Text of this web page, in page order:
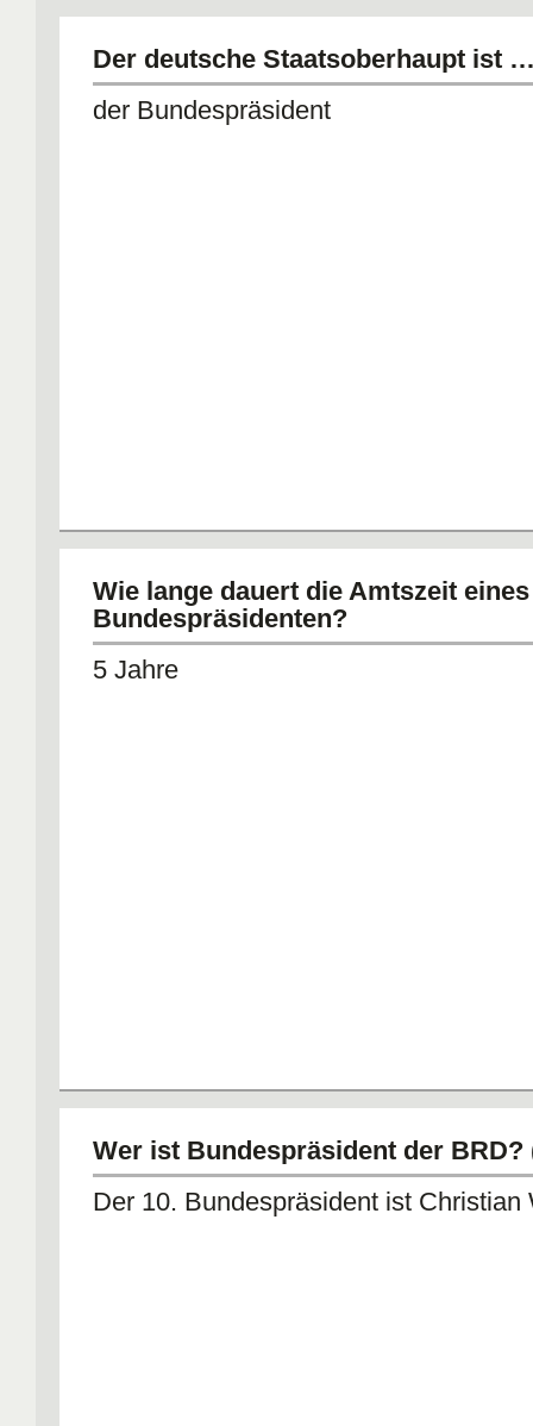
Der deutsche Staatsoberhaupt ist
der Bundespräsident
Wie lange dauert die Amtszeit eines
Bundespräsidenten?
5 Jahre
Wer ist Bundespräsident der BRD?
Der 10. Bundespräsident ist Christian